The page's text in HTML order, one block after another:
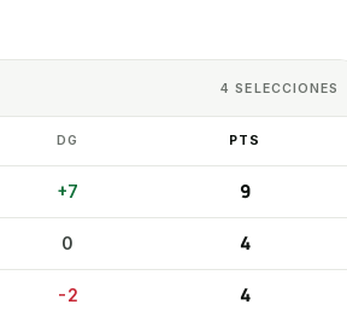
4 SELECCIONES
DG PTS
+7 9
0 4
-2 4